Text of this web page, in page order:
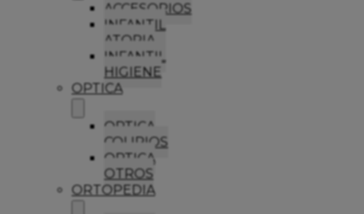
ACCESORIOS
INFANTIL
ATOPIA
INFANTIL
HIGIENE
OPTICA
OPTICA
COLIRIOS
OPTICA
OTROS
ORTOPEDIA